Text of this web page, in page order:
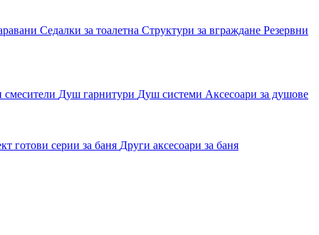
Седалки за тоалетна Структури за вграждане Резервни
смесители Душ гарнитури Душ системи Аксесоари за душове
готови серии за баня Други аксесоари за баня